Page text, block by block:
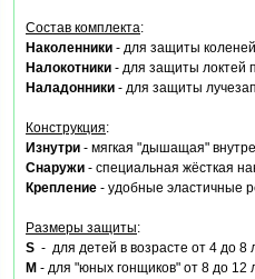
Состав комплекта:
Наколенники - для защиты
Налокотники - для защиты локтей
Наладонники - для защиты
Конструкция:
Изнутри - мягкая "дышащая"
Снаружи - специальная жёсткая
Крепление - удобные эластичные
Размеры защиты:
S - для детей в возрасте от 4 до 8
M - для "юных гонщиков" от 8 до 12